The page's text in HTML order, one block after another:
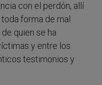
con el perdón, allí
forma de mal
quien se ha
y entre los
testimonios y